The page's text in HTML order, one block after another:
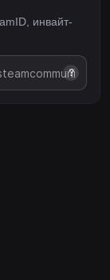
инвайт-
?